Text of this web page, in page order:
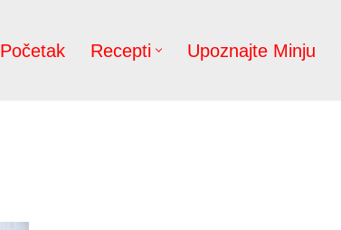
Početak Recepti Upoznajte Minju